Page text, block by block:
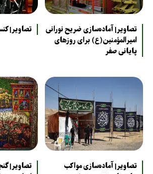
تصاویر| آماده‌سازی ضریح نورانی
امیرالمؤمنین(ع) برای روزهای
پایانی صفر
تصاویر|
تصاویر| آماده‌سازی مواکب
تصاویر|